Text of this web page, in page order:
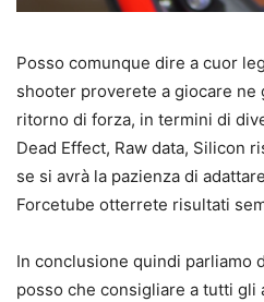
Posso comunque dire a cuor
shooter proverete a giocare ne
ritorno di forza, in termini di
Dead Effect, Raw data, Silicon
se si avrà la pazienza di
Forcetube otterrete risultati
In conclusione quindi parliamo
posso che consigliare a tutti gli